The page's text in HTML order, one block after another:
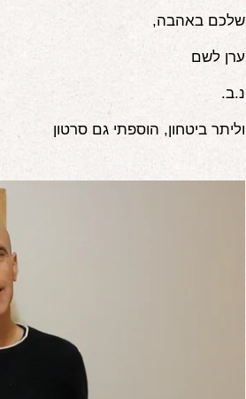
שלכם באהבה,
ערן לשם
נ.ב.
וליתר ביטחון, הוספתי גם סרטון